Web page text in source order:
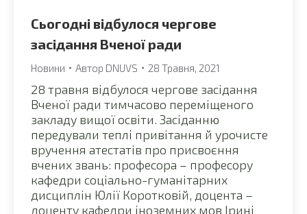
Сьогодні відбулося чергове
засідання Вченої ради
Новини Автор DNUVS 28 Травня, 2021
28 травня відбулося чергове засідання
Вченої ради тимчасово переміщеного
закладу вищої освіти. Засіданню
передували теплі привітання й урочисте
вручення атестатів про присвоєння
вчених звань: професора – професору
кафедри соціально-гуманітарних
дисциплін Юлії Коротковій, доцента –
доценту кафедри іноземних мов Ірині